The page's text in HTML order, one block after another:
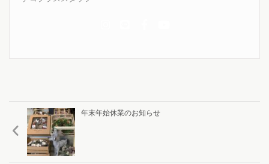
年末年始休業のお知らせ